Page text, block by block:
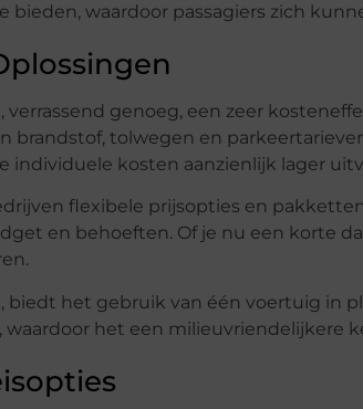
bieden, waardoor passagiers zich
genoeg, een zeer
brandstof, tolwegen en
individuele kosten aanzienlijk lager
flexibele prijsopties en
en behoeften. Of je nu een korte
biedt het gebruik van één voertuig in
het een milieuvriendelijkere